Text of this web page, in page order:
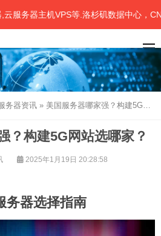
器主机VPS等.洛杉矶数据中心，CN2、
务器资讯 » 美国服务器哪家强？构建5G网站选哪家？
？构建5G网站选哪家？
2025年1月19日 20:28:58
务器选择指南